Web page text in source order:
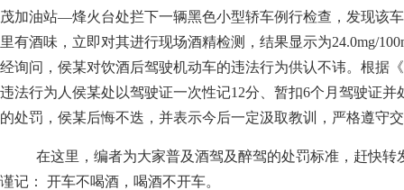
茂加油站—烽火台处拦下一辆黑色小型轿车例行检查，发现该
里有酒味，立即对其进行现场酒精检测，结果显示为24.0mg/
经询问，侯某对饮酒后驾驶机动车的违法行为供认不讳。根据
违法行为人侯某处以驾驶证一次性记12分、暂扣6个月驾驶证并
的处罚，侯某后悔不迭，并表示今后一定汲取教训，严格遵守
在这里，编者为大家普及酒驾及醉驾的处罚标准，赶快转
谨记： 开车不喝酒，喝酒不开车。